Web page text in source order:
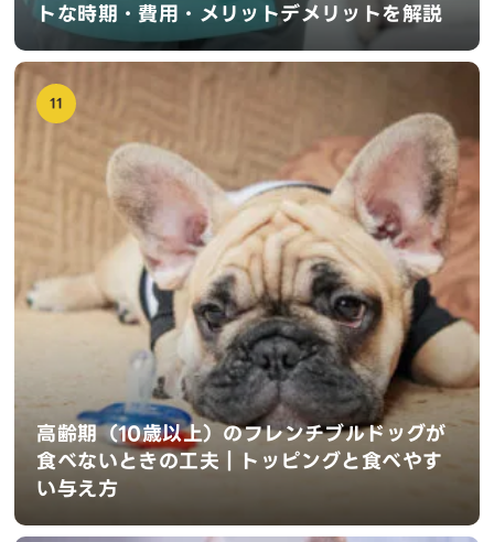
トな時期・費用・メリットデメリットを解説
11
高齢期（10歳以上）のフレンチブルドッグが
食べないときの工夫｜トッピングと食べやす
い与え方